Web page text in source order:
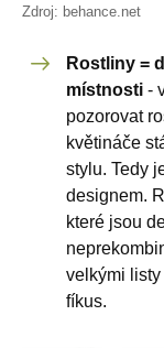
Zdroj: behance.net
Rostliny =
místnosti -
pozorovat
květináče
stylu. Tedy
designem.
které jsou
velkými
fíkus.